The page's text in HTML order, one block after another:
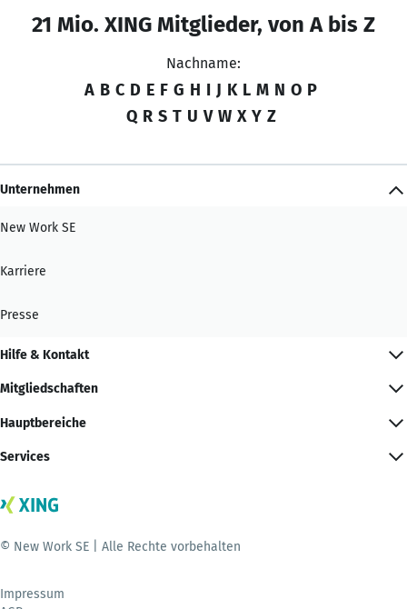
21 Mio. XING Mitglieder, von A bis Z
Nachname:
A B C D E F G H I J K L M N O P
Q R S T U V W X Y Z
Unternehmen
New Work SE
Karriere
Presse
Hilfe & Kontakt
Mitgliedschaften
Hauptbereiche
Services
© New Work SE | Alle Rechte vorbehalten
Impressum